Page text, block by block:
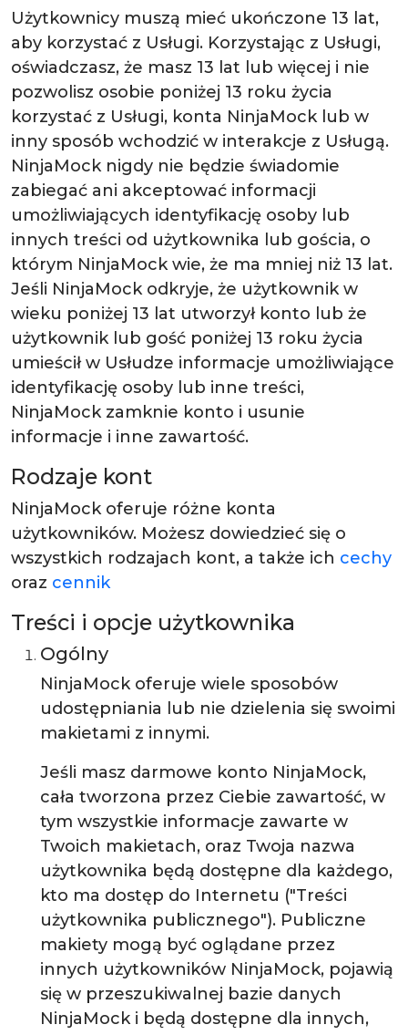
Użytkownicy muszą mieć ukończone 13 lat,
aby korzystać z Usługi. Korzystając z Usługi,
oświadczasz, że masz 13 lat lub więcej i nie
pozwolisz osobie poniżej 13 roku życia
korzystać z Usługi, konta NinjaMock lub w
inny sposób wchodzić w interakcje z Usługą.
NinjaMock nigdy nie będzie świadomie
zabiegać ani akceptować informacji
umożliwiających identyfikację osoby lub
innych treści od użytkownika lub gościa, o
którym NinjaMock wie, że ma mniej niż 13 lat.
Jeśli NinjaMock odkryje, że użytkownik w
wieku poniżej 13 lat utworzył konto lub że
użytkownik lub gość poniżej 13 roku życia
umieścił w Usłudze informacje umożliwiające
identyfikację osoby lub inne treści,
NinjaMock zamknie konto i usunie
informacje i inne zawartość.
Rodzaje kont
NinjaMock oferuje różne konta
użytkowników. Możesz dowiedzieć się o
wszystkich rodzajach kont, a także ich cechy
oraz cennik
Treści i opcje użytkownika
Ogólny
NinjaMock oferuje wiele sposobów
udostępniania lub nie dzielenia się swoimi
makietami z innymi.
Jeśli masz darmowe konto NinjaMock,
cała tworzona przez Ciebie zawartość, w
tym wszystkie informacje zawarte w
Twoich makietach, oraz Twoja nazwa
użytkownika będą dostępne dla każdego,
kto ma dostęp do Internetu ("Treści
użytkownika publicznego"). Publiczne
makiety mogą być oglądane przez
innych użytkowników NinjaMock, pojawią
się w przeszukiwalnej bazie danych
NinjaMock i będą dostępne dla innych,